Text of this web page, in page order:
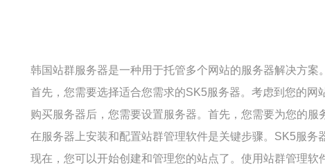
韩国站群服务器是一种用于托管多个网站的服务器解决方
首先，您需要选择适合您需求的SK5服务器。考虑到您的网
购买服务器后，您需要设置服务器。首先，您需要为您的
在服务器上安装和配置站群管理软件是关键步骤。SK5服务
现在，您可以开始创建和管理您的站点了。使用站群管理软